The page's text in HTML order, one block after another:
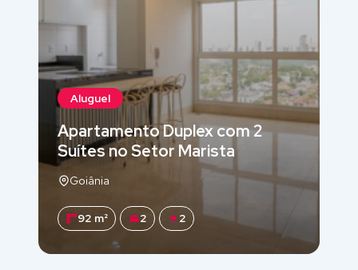
Aluguel
Apartamento Duplex com 2
Suítes no Setor Marista
Goiânia
92 m² 2 2